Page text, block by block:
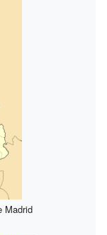
Madrid